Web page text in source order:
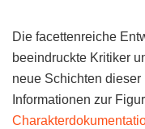
Die facettenreiche
beeindruckte Kritiker
neue Schichten
Informationen zur